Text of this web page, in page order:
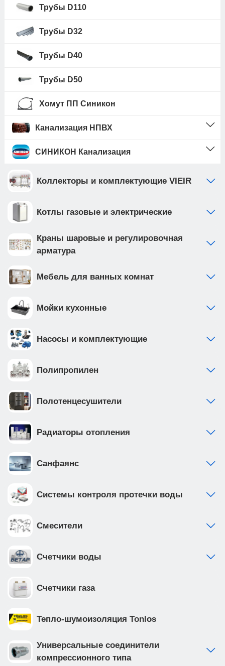
Трубы D110
Трубы D32
Трубы D40
Трубы D50
Хомут ПП Синикон
Канализация НПВХ
СИНИКОН Канализация
Коллекторы и комплектующие VIEIR
Котлы газовые и электрические
Краны шаровые и регулировочная
арматура
Мебель для ванных комнат
Мойки кухонные
Насосы и комплектующие
Полипропилен
Полотенцесушители
Радиаторы отопления
Санфаянс
Системы контроля протечки воды
Смесители
Счетчики воды
Счетчики газа
Тепло-шумоизоляция Tonlos
Универсальные соединители
компрессионного типа